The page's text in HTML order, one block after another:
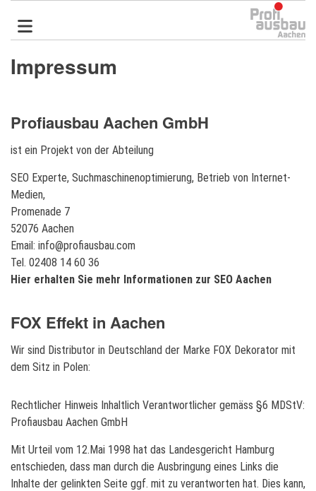
Inhalt
Impressum
Profiausbau Aachen GmbH
ist ein Projekt von der Abteilung
SEO Experte, Suchmaschinenoptimierung, Betrieb von Internet-
Medien,
Promenade 7
52076 Aachen
Email: info@profiausbau.com
Tel. 02408 14 60 36
Hier erhalten Sie mehr Informationen zur SEO Aachen
FOX Effekt in Aachen
Wir sind Distributor in Deutschland der Marke FOX Dekorator mit
dem Sitz in Polen:
Rechtlicher Hinweis Inhaltlich Verantwortlicher gemäss §6 MDStV:
Profiausbau Aachen GmbH
Mit Urteil vom 12.Mai 1998 hat das Landesgericht Hamburg
entschieden, dass man durch die Ausbringung eines Links die
Inhalte der gelinkten Seite ggf. mit zu verantworten hat. Dies kann,